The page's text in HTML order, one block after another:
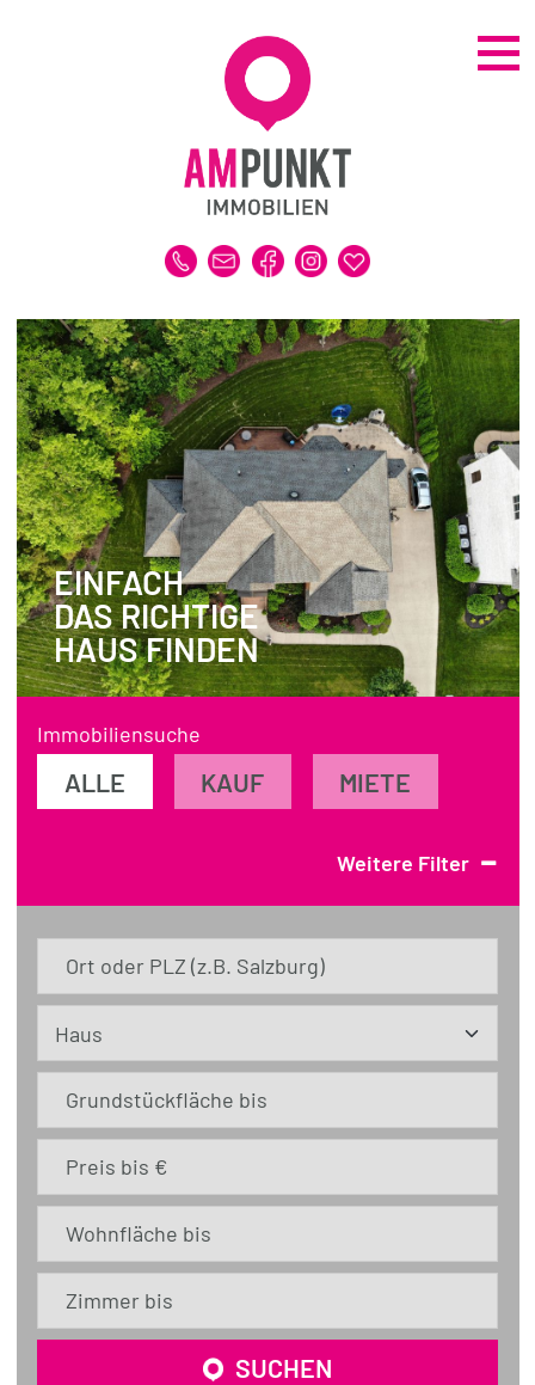
ALLE IMMOBILIEN
GEWERBE
DUBAI-IMMOBILIEN
REFERENZEN
MERKLISTE
VERKAUFEN | VERMIETEN
IMMOBILIENBEWERTUNG
REFERENZEN
ÜBER UNS
WISSENSWERTES
FÜR VERKÄUFER
EINFACH
DAS RICHTIGE
HAUS FINDEN
Immobiliensuche
ALLE KAUF MIETE
Weitere Filter -
Ort oder PLZ (z.B. Salzburg)
Grundstückfläche bis
Preis bis €
Wohnfläche bis
Zimmer bis
SUCHEN